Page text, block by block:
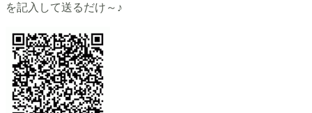
を記入して送るだけ～♪